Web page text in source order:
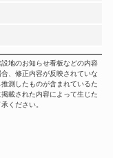
地のお知らせ看板などの内容
、修正内容が反映されていな
測したものが含まれているた
載された内容によって生じた
ください。